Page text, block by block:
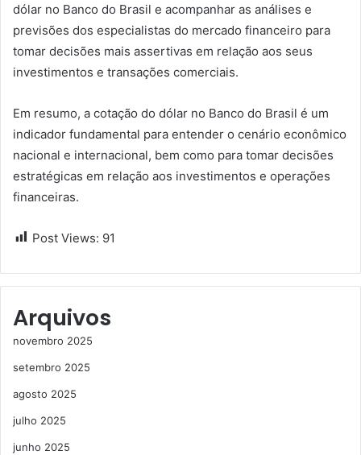
dólar no Banco do Brasil e acompanhar as análises e
previsões dos especialistas do mercado financeiro para
tomar decisões mais assertivas em relação aos seus
investimentos e transações comerciais.
Em resumo, a cotação do dólar no Banco do Brasil é um
indicador fundamental para entender o cenário econômico
nacional e internacional, bem como para tomar decisões
estratégicas em relação aos investimentos e operações
financeiras.
Post Views: 91
Arquivos
novembro 2025
setembro 2025
agosto 2025
julho 2025
junho 2025